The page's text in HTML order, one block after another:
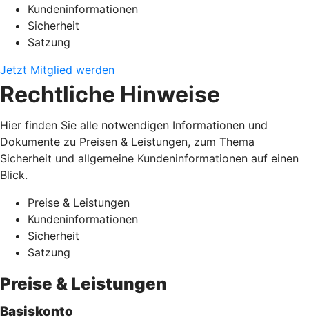
Kundeninformationen
Sicherheit
Satzung
Jetzt Mitglied werden
Rechtliche Hinweise
Hier finden Sie alle notwendigen Informationen und
Dokumente zu Preisen & Leistungen, zum Thema
Sicherheit und allgemeine Kundeninformationen auf einen
Blick.
Preise & Leistungen
Kundeninformationen
Sicherheit
Satzung
Preise & Leistungen
Basiskonto